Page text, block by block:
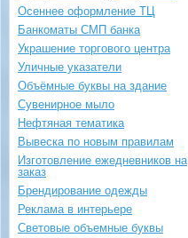
Осеннее оформление ТЦ
Банкоматы СМП банка
Украшение торгового центра
Уличные указатели
Объёмные буквы на здание
Сувенирное мыло
Нефтяная тематика
Вывеска по новым правилам
Изготовление ежедневников на
заказ
Брендирование одежды
Реклама в интерьере
Световые объемные буквы